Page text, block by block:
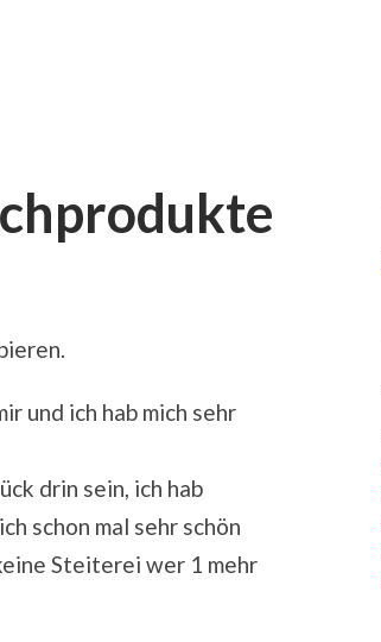
und ich hab mich sehr
drin sein, ich hab
schon mal sehr schön
Steiterei wer 1 mehr